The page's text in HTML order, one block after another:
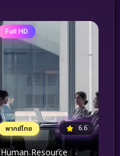
Full HD
พากย์ไทย 6.6
Human Resource